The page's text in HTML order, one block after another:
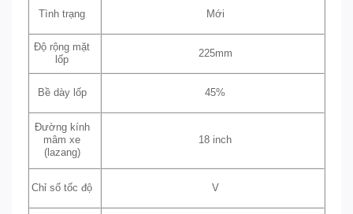
Tình trạng Mới
Độ rộng mặt
lốp
225mm
Bề dày lốp 45%
Đường kính
mâm xe
(lazang)
18 inch
Chỉ số tốc độ V